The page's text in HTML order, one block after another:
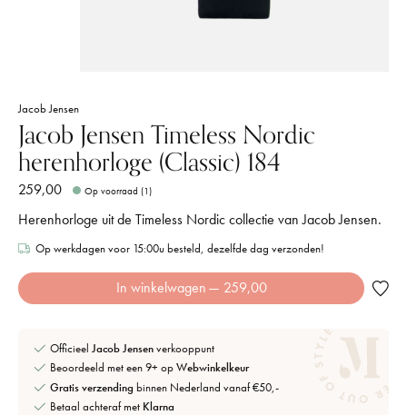
Jacob Jensen
Jacob Jensen Timeless Nordic
herenhorloge (Classic) 184
259,00 Op voorraad (1)
Herenhorloge uit de Timeless Nordic collectie van Jacob Jensen.
Op werkdagen voor 15:00u besteld, dezelfde dag verzonden!
In winkelwagen — 259,00
Officieel Jacob Jensenverkooppunt
Beoordeeld met een 9+ opWebwinkelkeur
Gratis verzending binnen Nederland vanaf €50,-
Betaal achteraf met Klarna